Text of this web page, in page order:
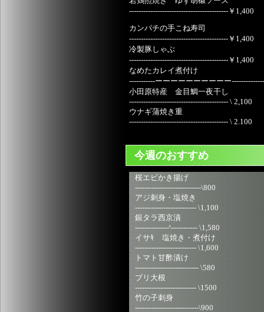
------------------------------------------￥1,400
カンパチの手こね寿司
------------------------------------------￥1,400
冷製豚しゃぶ
------------------------------------------￥1,400
なめたカレイ煮付け
-----------ーーーーーーーーーー
小田原特産 金目鯛一夜干し
------------------------------------------ \ 2,100
ウナギ蒲焼き重
------------------------------------------ \ 2.100
今週のおすすめ
桜エビかき揚げ
----------------------------\800
アジ刺身・塩焼き
-------------------------- \1,100
銀タラ西京漬
--------------^----------- \1,580
イサｷ 塩焼き・煮付け
-------------------------- \1,600
トマト甘酢漬け
--------------------------- \580
ブリ大根
-------------------------- \1500
竹の子刺身
---------------------------\900